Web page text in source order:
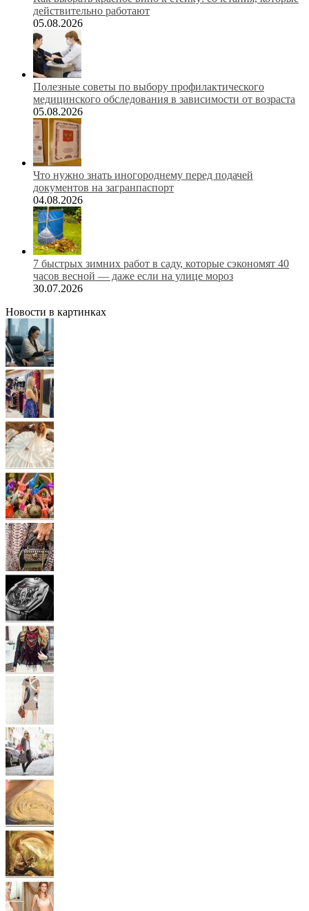
действительно работают
05.08.2026
Полезные советы по выбору профилактического
медицинского обследования в зависимости от возраста
05.08.2026
Что нужно знать иногороднему перед подачей
документов на загранпаспорт
04.08.2026
7 быстрых зимних работ в саду, которые сэкономят 40
часов весной — даже если на улице мороз
30.07.2026
Новости в картинках